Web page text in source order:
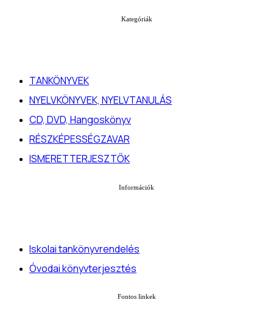
Kategóriák
TANKÖNYVEK
NYELVKÖNYVEK, NYELVTANULÁS
CD, DVD, Hangoskönyv
RÉSZKÉPESSÉGZAVAR
ISMERETTERJESZTŐK
Információk
Iskolai tankönyvrendelés
Óvodai könyvterjesztés
Fontos linkek